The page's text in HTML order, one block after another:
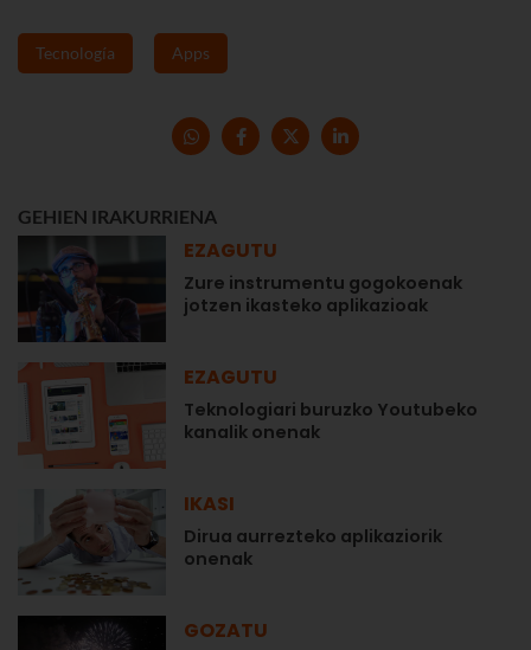
Tecnología Apps
GEHIEN IRAKURRIENA
EZAGUTU
Zure instrumentu gogokoenak
jotzen ikasteko aplikazioak
EZAGUTU
Teknologiari buruzko Youtubeko
kanalik onenak
IKASI
Dirua aurrezteko aplikaziorik
onenak
GOZATU